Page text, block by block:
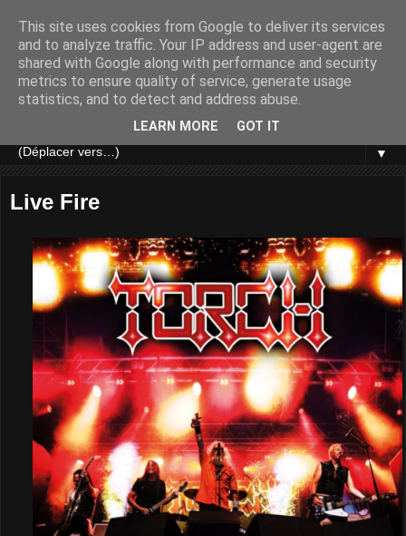
▼
Live Fire
This site uses cookies from Google to deliver its services
and to analyze traffic. Your IP address and user-agent are
shared with Google along with performance and security
metrics to ensure quality of service, generate usage
statistics, and to detect and address abuse.
LEARN MORE GOT IT